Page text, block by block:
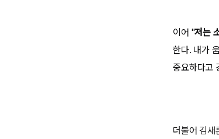
이어 "저는
한다. 내가
중요하다고
더불어 김